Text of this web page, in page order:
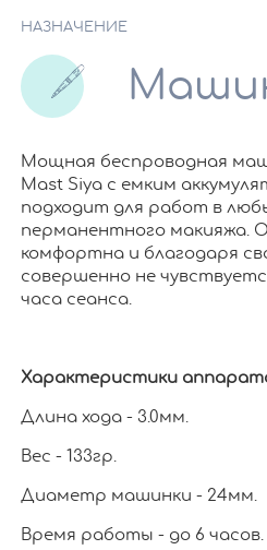
НАЗНАЧЕНИЕ
Мощная беспроводная
Mast Siya с емким
подходит для работ в
перманентного макияжа.
комфортна и благодаря
совершенно не
часа сеанса.
Характеристики
Длина хода - 3.0мм.
Вес - 133гр.
Диаметр машинки - 24мм.
Время работы - до 6 часов.